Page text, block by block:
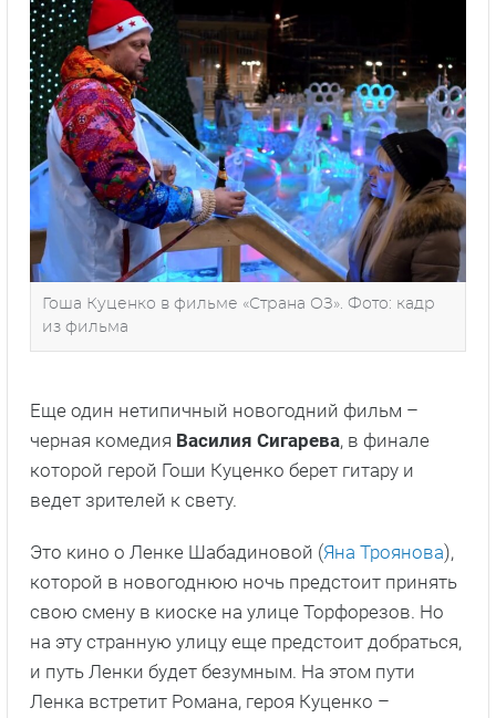
Гоша Куценко в фильме «Страна ОЗ». Фото: кадр
из фильма
Еще один нетипичный новогодний фильм –
черная комедия Василия Сигарева, в финале
которой герой Гоши Куценко берет гитару и
ведет зрителей к свету.
Это кино о Ленке Шабадиновой (Яна Троянова),
которой в новогоднюю ночь предстоит принять
свою смену в киоске на улице Торфорезов. Но
на эту странную улицу еще предстоит добраться,
и путь Ленки будет безумным. На этом пути
Ленка встретит Романа, героя Куценко –